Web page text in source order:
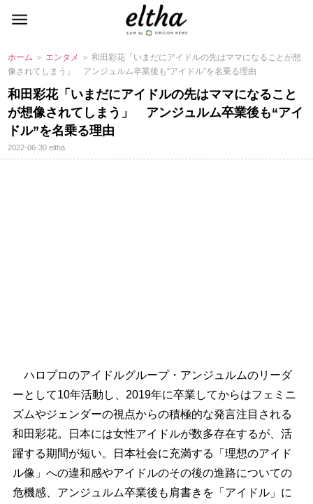
ホーム ＞ エンタメ ＞ 和田彩花「いまだにアイドルの先はママになることが想
像されてしまう」 アンジュルム卒業後も“アイドル”を名乗る理由
和田彩花「いまだにアイドルの先はママになること
が想像されてしまう」 アンジュルム卒業後も“アイ
ドル”を名乗る理由
2022-06-30eltha
ハロプロのアイドルグループ・アンジュルムのリーダ
ーとして10年活動し、2019年に卒業してからはフェミニ
ズムやジェンダーの視点からの積極的な発言注目される
和田彩花。日本には女性アイドルが数多存在するが、活
躍する期間が短い。日本社会に充満する「理想のアイド
ル像」への違和感やアイドルのその後の進路についての
危機感、アンジュルム卒業後も肩書きを「アイドル」に